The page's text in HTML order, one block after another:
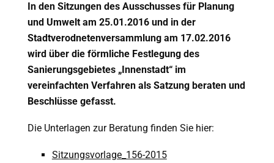
In den Sitzungen des Ausschusses für Planung
und Umwelt am 25.01.2016 und in der
Stadtverodnetenversammlung am 17.02.2016
wird über die förmliche Festlegung des
Sanierungsgebietes „Innenstadt“ im
vereinfachten Verfahren als Satzung beraten und
Beschlüsse gefasst.
Die Unterlagen zur Beratung finden Sie hier:
Sitzungsvorlage_156-2015